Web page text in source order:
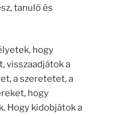
tanuló és
hogy
visszaadjátok a
a szeretetet, a
hogy
Hogy kidobjátok a